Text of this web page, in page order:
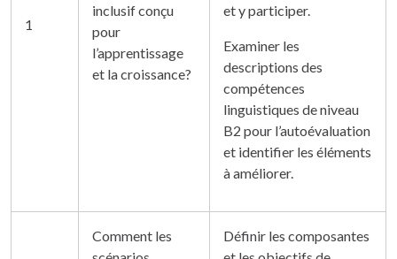
1
inclusif conçu
pour
l’apprentissage
et la croissance?
et y participer.
Examiner les
descriptions des
compétences
linguistiques de niveau
B2 pour l’autoévaluation
et identifier les éléments
à améliorer.
Comment les
Définir les composantes